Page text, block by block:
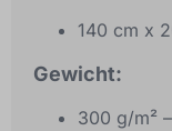
140 cm x
Gewicht:
300 g/m²